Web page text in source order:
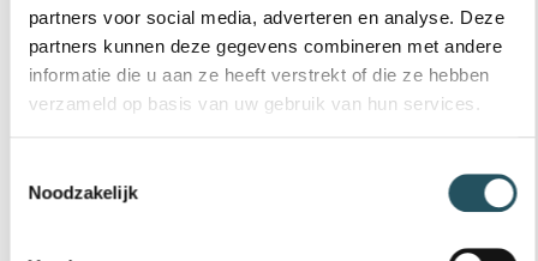
partners voor social media, adverteren en analyse. Deze
partners kunnen deze gegevens combineren met andere
informatie die u aan ze heeft verstrekt of die ze hebben
verzameld op basis van uw gebruik van hun services.
Noodzakelijk
€ 59,25
Bestel nu12 badenkaart vrijzwemmen t/m 17
25 BADENKAART VRIJZWEMMEN 18 T/M